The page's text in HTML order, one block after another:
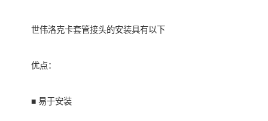
世伟洛克卡套管接头的安装具有以下
优点：
■ 易于安装